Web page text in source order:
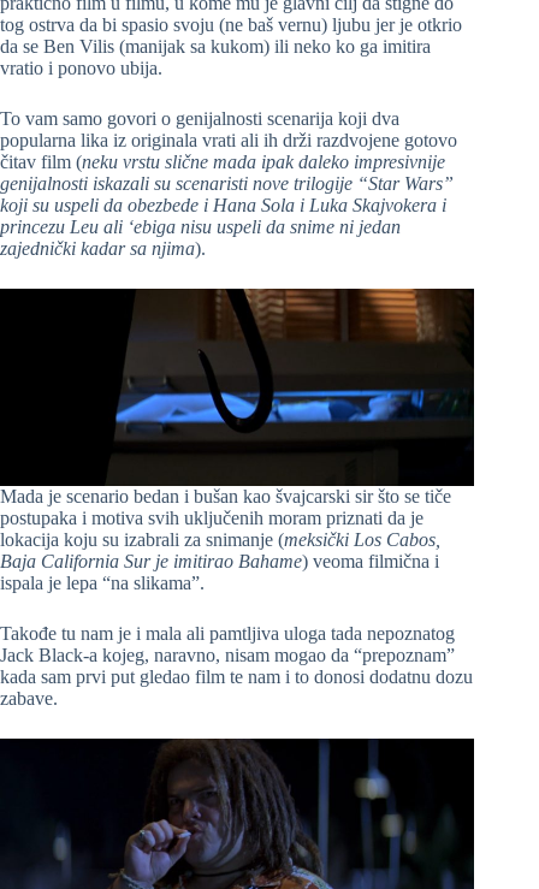
tog ostrva da bi spasio svoju (ne baš vernu) ljubu jer je otkrio
da se Ben Vilis (manijak sa kukom) ili neko ko ga imitira
vratio i ponovo ubija.
To vam samo govori o genijalnosti scenarija koji dva
popularna lika iz originala vrati ali ih drži razdvojene gotovo
čitav film (neku vrstu slične mada ipak daleko impresivnije
genijalnosti iskazali su scenaristi nove trilogije “Star Wars”
koji su uspeli da obezbede i Hana Sola i Luka Skajvokera i
princezu Leu ali ‘ebiga nisu uspeli da snime ni jedan
zajednički kadar sa njima).
Mada je scenario bedan i bušan kao švajcarski sir što se tiče
postupaka i motiva svih uključenih moram priznati da je
lokacija koju su izabrali za snimanje (meksički Los Cabos,
Baja California Sur je imitirao Bahame) veoma filmična i
ispala je lepa “na slikama”.
Takođe tu nam je i mala ali pamtljiva uloga tada nepoznatog
Jack Black-a kojeg, naravno, nisam mogao da “prepoznam”
kada sam prvi put gledao film te nam i to donosi dodatnu dozu
zabave.